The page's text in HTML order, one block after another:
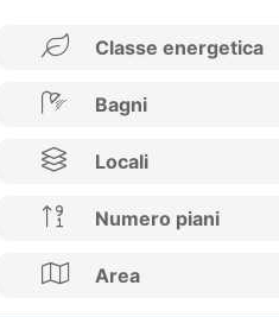
Classe energetica
Bagni
Locali
Numero piani
Area